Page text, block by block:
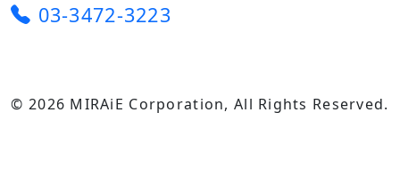
03-3472-3223
© 2026 MIRAiE Corporation, All Rights Reserved.